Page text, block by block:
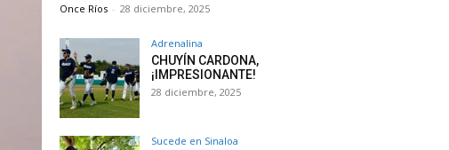
Once Ríos - 28 diciembre, 2025
Adrenalina
CHUYÍN CARDONA,
¡IMPRESIONANTE!
28 diciembre, 2025
Sucede en Sinaloa